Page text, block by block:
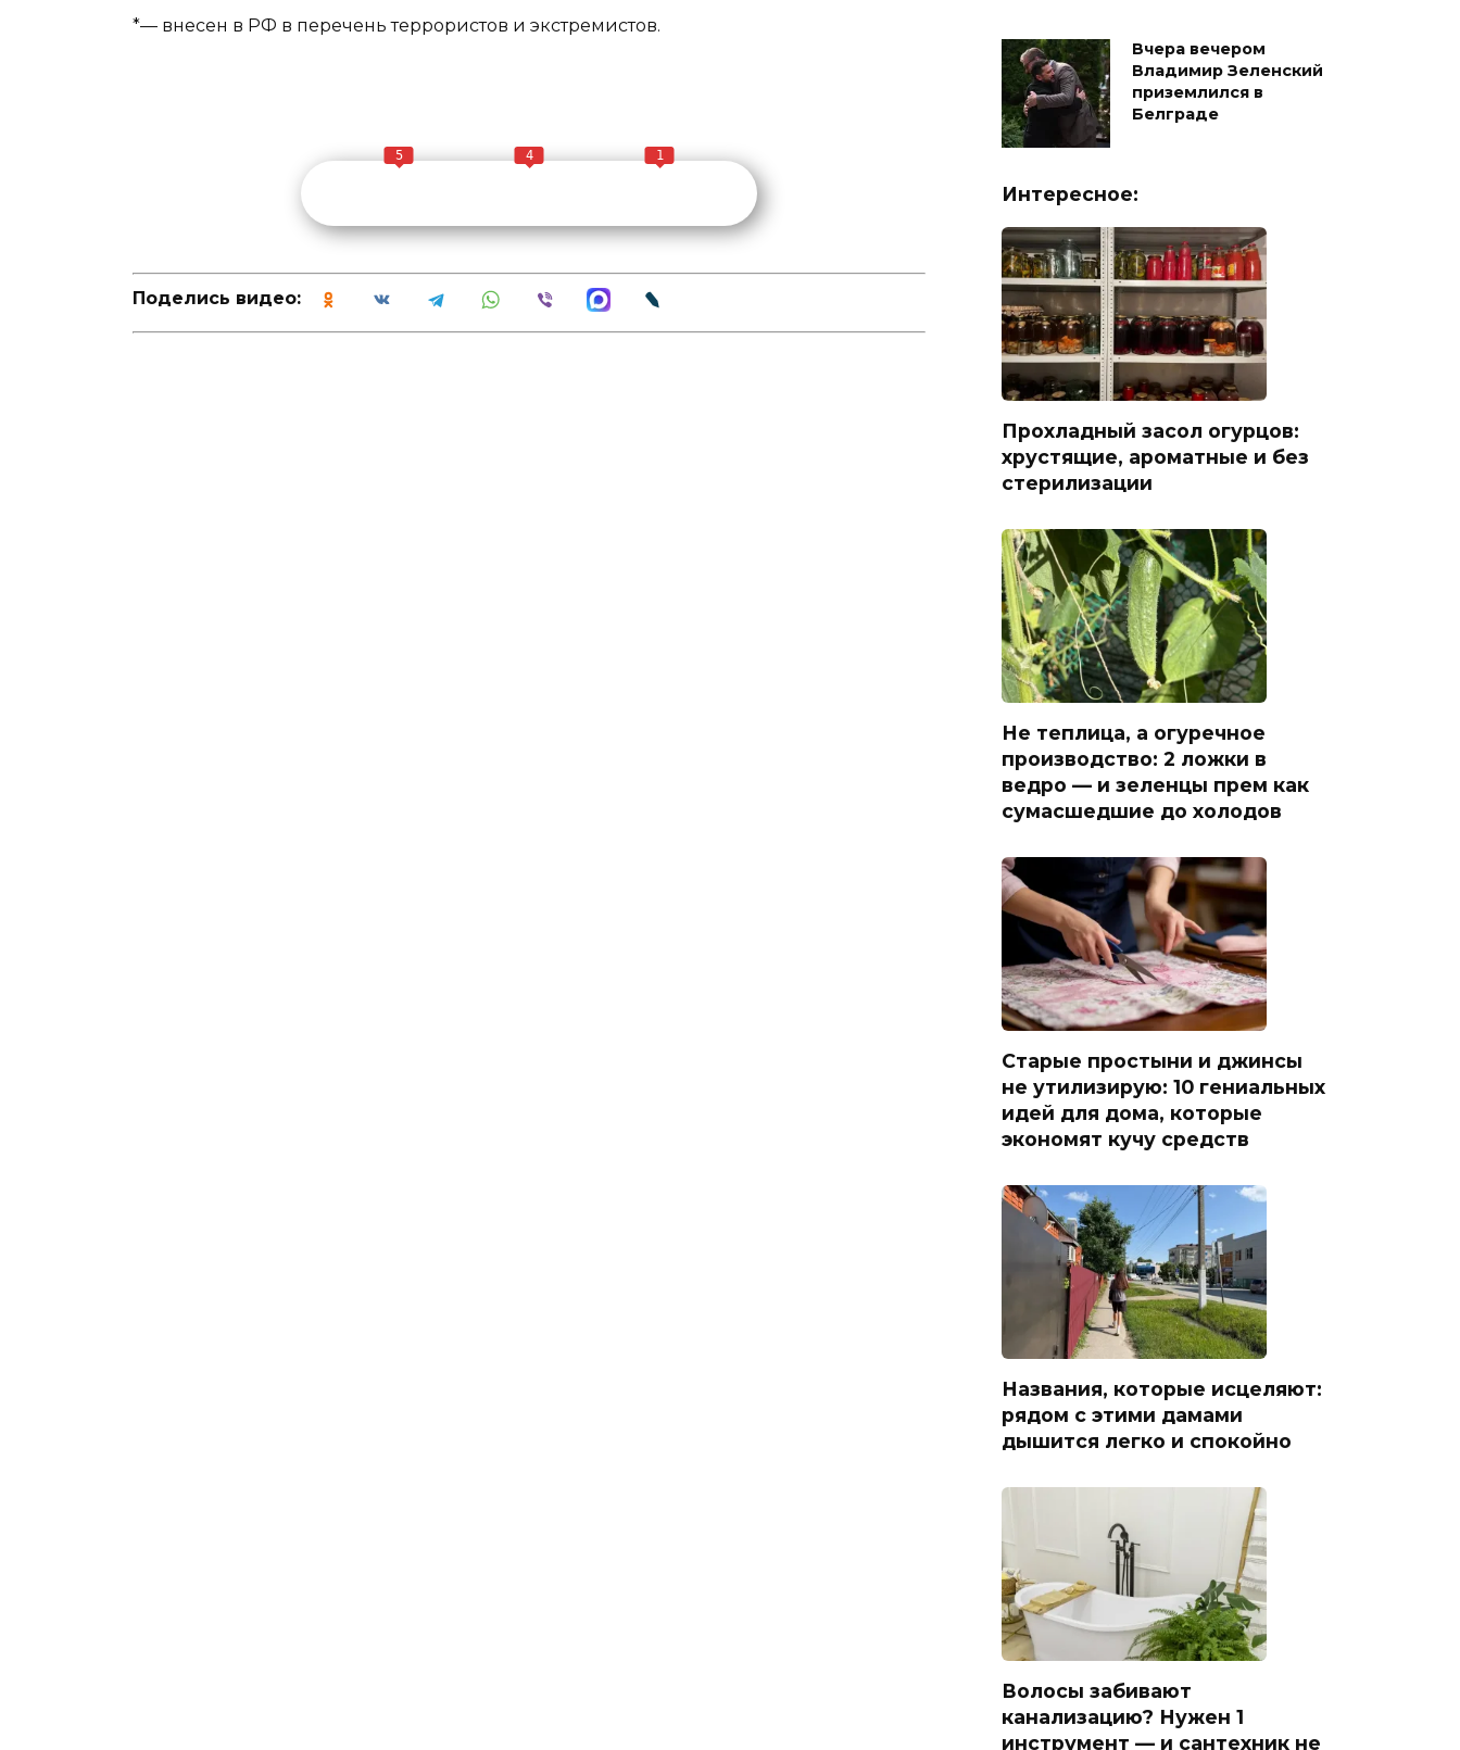
*— внесен в РФ в перечень террористов и экстремистов.
5 4 1
Поделись видео:
Вчера вечером
Владимир Зеленский
приземлился в
Белграде
Интересное:
Прохладный засол огурцов:
хрустящие, ароматные и без
стерилизации
Не теплица, а огуречное
производство: 2 ложки в
ведро — и зеленцы прем как
сумасшедшие до холодов
Старые простыни и джинсы
не утилизирую: 10 гениальных
идей для дома, которые
экономят кучу средств
Названия, которые исцеляют:
рядом с этими дамами
дышится легко и спокойно
Волосы забивают
канализацию? Нужен 1
инструмент — и сантехник не